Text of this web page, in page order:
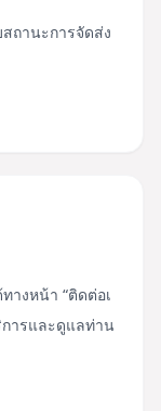
ถานะการจัดส่ง
างหน้า “ติดต่อเ
การและดูแลท่าน